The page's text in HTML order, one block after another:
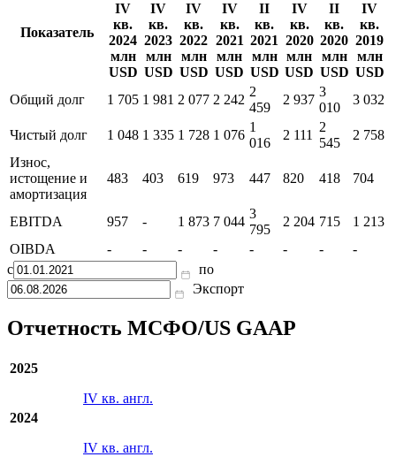
Показатель
IV
кв.
2024
млн
USD
IV
кв.
2023
млн
USD
IV
кв.
2022
млн
USD
IV
кв.
2021
млн
USD
II
кв.
2021
млн
USD
IV
кв.
2020
млн
USD
II
кв.
2020
млн
USD
IV
кв.
2019
млн
USD
Общий долг
1 705 1 981 2 077 2 242
2
459
2 937
3
010
3 032
Чистый долг 1 048 1 335 1 728 1 076
1
016
2 111
2
545
2 758
Износ,
истощение и
амортизация
483 403 619 973 447 820 418 704
EBITDA 957 - 1 873 7 044
3
795
2 204 715
1 213
OIBDA
- - - - - - -
-
с
по
Экспорт
Отчетность МСФО/US GAAP
2025
IV кв. англ.
2024
IV кв. англ.